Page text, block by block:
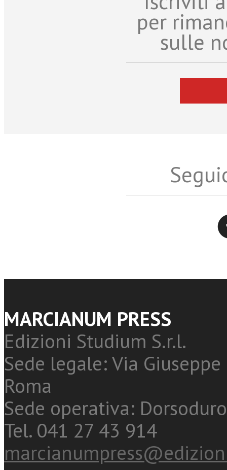
per
sulle
MARCIANUM PRESS
Edizioni Studium S.r.l.
Sede legale: Via
Roma
Sede operativa:
Tel. 041 27 43 914